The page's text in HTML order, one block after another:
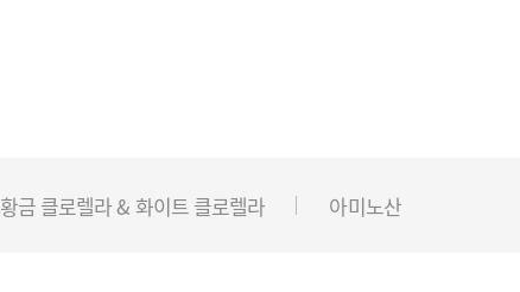
황금 클로렐라 & 화이트 클로렐라 아미노산